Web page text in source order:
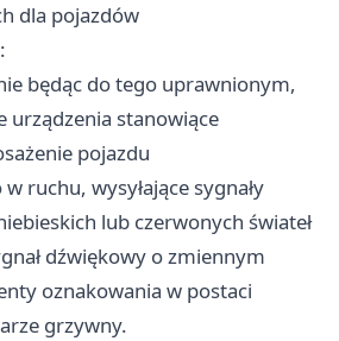
dla pojazdów
będąc do tego uprawnionym,
urządzenia stanowiące
pojazdu
ruchu, wysyłające sygnały
lub czerwonych świateł
dźwiękowy o zmiennym
oznakowania w postaci
grzywny.